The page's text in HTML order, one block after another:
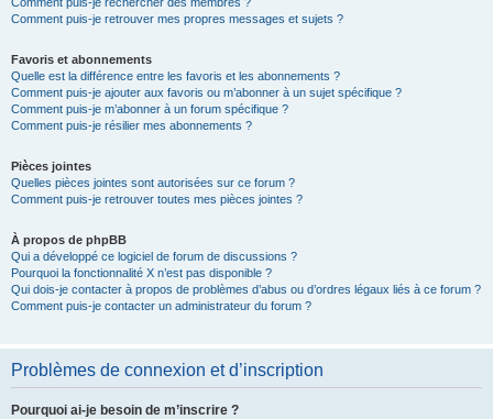
Comment puis-je retrouver mes propres messages et sujets ?
Favoris et abonnements
Quelle est la différence entre les favoris et les abonnements ?
Comment puis-je ajouter aux favoris ou m’abonner à un sujet spécifique ?
Comment puis-je m’abonner à un forum spécifique ?
Comment puis-je résilier mes abonnements ?
Pièces jointes
Quelles pièces jointes sont autorisées sur ce forum ?
Comment puis-je retrouver toutes mes pièces jointes ?
À propos de phpBB
Qui a développé ce logiciel de forum de discussions ?
Pourquoi la fonctionnalité X n’est pas disponible ?
Qui dois-je contacter à propos de problèmes d’abus ou d’ordres légaux liés à ce forum ?
Comment puis-je contacter un administrateur du forum ?
Problèmes de connexion et d’inscription
Pourquoi ai-je besoin de m’inscrire ?